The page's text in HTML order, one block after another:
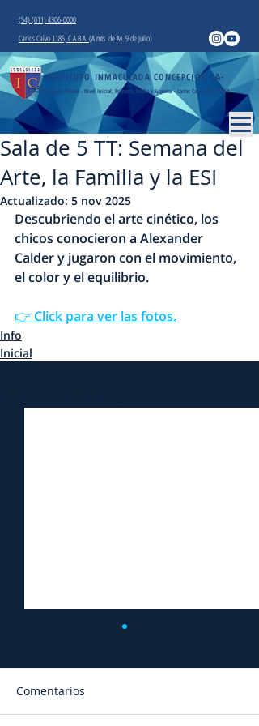
INSTITUTO INMACULADA CONCEPCIÓN (A-
183)
Colegio Privado - Nivel Inicial, Primario, Medio y Superior - Carlos Calvo 1186, CABA
(54) (011) 4306-0000
Carlos Calvo 1186, C.A.B.A.(A mts. de Av. 9 de Julio)
Sala de 5 TT: Semana del
Arte, la Familia y la ESI
Actualizado: 5 nov 2025
Descubriendo el arte cinético, los
chicos conocieron a Alexander
Calder y jugaron con el movimiento,
el color y el equilibrio.
👉 Click para ver las fotos.
Info
Inicial
Comentarios